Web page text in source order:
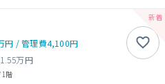
円 /管理費4,100円
万円
1階